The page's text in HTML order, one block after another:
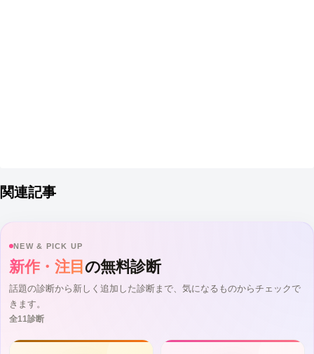
関連記事
NEW & PICK UP
新作・注目 の無料診断
話題の診断から新しく追加した診断まで、気になるものからチェックで
きます。
全11診断